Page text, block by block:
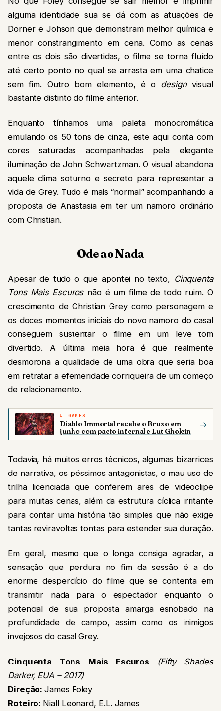
alguma identidade sua se dá com as atuações de
Dorner e Johson que demonstram melhor química e
menor constrangimento em cena. Como as cenas
entre os dois são divertidas, o filme se torna fluído
até certo ponto no qual se arrasta em uma chatice
sem fim. Outro bom elemento, é o designvisual
bastante distinto do filme anterior.
Enquanto tínhamos uma paleta monocromática
emulando os 50 tons de cinza, este aqui conta com
cores saturadas acompanhadas pela elegante
iluminação de John Schwartzman. O visual abandona
aquele clima soturno e secreto para representar a
vida de Grey. Tudo é mais “normal” acompanhando a
proposta de Anastasia em ter um namoro ordinário
com Christian.
Ode ao Nada
Apesar de tudo o que apontei no texto, Cinquenta
Tons Mais Escurosnão é um filme de todo ruim. O
crescimento de Christian Grey como personagem e
os doces momentos iniciais do novo namoro do casal
conseguem sustentar o filme em um leve tom
divertido. A última meia hora é que realmente
desmorona a qualidade de uma obra que seria boa
em retratar a efemeridade corriqueira de um começo
de relacionamento.
GAMES
Diablo Immortal recebe o Bruxo em
junho com pacto infernal e Lut Gholein
→
Todavia, há muitos erros técnicos, algumas bizarrices
de narrativa, os péssimos antagonistas, o mau uso de
trilha licenciada que conferem ares de videoclipe
para muitas cenas, além da estrutura cíclica irritante
para contar uma história tão simples que não exige
tantas reviravoltas tontas para estender sua duração.
Em geral, mesmo que o longa consiga agradar, a
sensação que perdura no fim da sessão é a do
enorme desperdício do filme que se contenta em
transmitir nada para o espectador enquanto o
potencial de sua proposta amarga esnobado na
profundidade de campo, assim como os inimigos
invejosos do casal Grey.
Cinquenta Tons Mais Escuros
(Fifty Shades
Darker, EUA – 2017)
Direção:James Foley
Roteiro: Niall Leonard, E.L. James